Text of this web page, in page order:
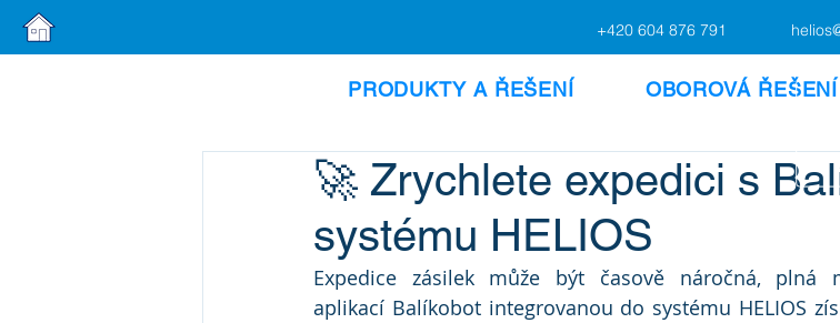
+420 604 876 791
PRODUKTY A ŘEŠENÍ OBOROVÁ ŘEŠENÍ
🚀 Zrychlete expedici s
systému HELIOS
Expedice zásilek může být časově náročná,
aplikací Balíkobot integrovanou do systému HELIOS